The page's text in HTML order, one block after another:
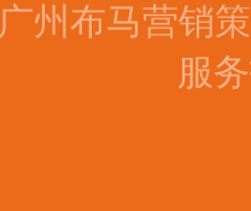
广州布马营销
服